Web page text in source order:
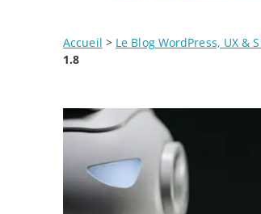
Accueil > Le Blog WordPress, UX &
1.8